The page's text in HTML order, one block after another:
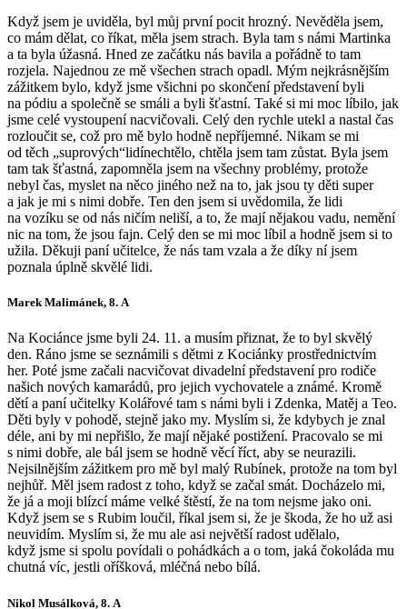
Když jsem je uviděla, byl můj první pocit hrozný. Nevěděla jsem,
co mám dělat, co říkat, měla jsem strach. Byla tam s námi Martinka
a ta byla úžasná. Hned ze začátku nás bavila a pořádně to tam
rozjela. Najednou ze mě všechen strach opadl. Mým nejkrásnějším
zážitkem bylo, když jsme všichni po skončení představení byli
na pódiu a společně se smáli a byli šťastní. Také si mi moc líbilo, jak
jsme celé vystoupení nacvičovali. Celý den rychle utekl a nastal čas
rozloučit se, což pro mě bylo hodně nepříjemné. Nikam se mi
od těch „suprových“lidínechtělo, chtěla jsem tam zůstat. Byla jsem
tam tak šťastná, zapomněla jsem na všechny problémy, protože
nebyl čas, myslet na něco jiného než na to, jak jsou ty děti super
a jak je mi s nimi dobře. Ten den jsem si uvědomila, že lidi
na vozíku se od nás ničím neliší, a to, že mají nějakou vadu, nemění
nic na tom, že jsou fajn. Celý den se mi moc líbil a hodně jsem si to
užila. Děkuji paní učitelce, že nás tam vzala a že díky ní jsem
poznala úplně skvělé lidi.
Marek Malimánek, 8. A
Na Kociánce jsme byli 24. 11. a musím přiznat, že to byl skvělý
den. Ráno jsme se seznámili s dětmi z Kociánky prostřednictvím
her. Poté jsme začali nacvičovat divadelní představení pro rodiče
našich nových kamarádů, pro jejich vychovatele a známé. Kromě
dětí a paní učitelky Kolářové tam s námi byli i Zdenka, Matěj a Teo.
Děti byly v pohodě, stejně jako my. Myslím si, že kdybych je znal
déle, ani by mi nepřišlo, že mají nějaké postižení. Pracovalo se mi
s nimi dobře, ale bál jsem se hodně věcí říct, aby se neurazili.
Nejsilnějším zážitkem pro mě byl malý Rubínek, protože na tom byl
nejhůř. Měl jsem radost z toho, když se začal smát. Docházelo mi,
že já a moji blízcí máme velké štěstí, že na tom nejsme jako oni.
Když jsem se s Rubim loučil, říkal jsem si, že je škoda, že ho už asi
neuvidím. Myslím si, že mu ale asi největší radost udělalo,
když jsme si spolu povídali o pohádkách a o tom, jaká čokoláda mu
chutná víc, jestli oříšková, mléčná nebo bílá.
Nikol Musálková, 8. A